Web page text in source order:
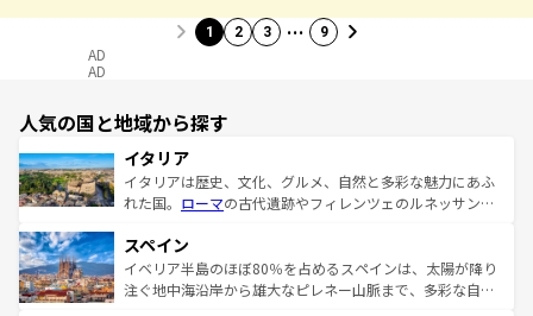
1 2 3 … 9
AD
AD
人気の国と地域から探す
イタリア
イタリアは歴史、文化、グルメ、自然と多彩な魅力にあふ
れた国。 ローマの古代遺跡やフィレンツェのルネッサンス
ろん、トスカーナの美しい田園風景やアマルフィ海岸の絶
景など、自然景観も見逃せない。観光の合間には、本場の
ピザやパスタなど、絶品のイタリア料理を堪能することも
スペイン
イベリア半島のほぼ80％を占めるスペインは、太陽が降り
注ぐ地中海沿岸から雄大なピレネー山脈まで、多彩な自然